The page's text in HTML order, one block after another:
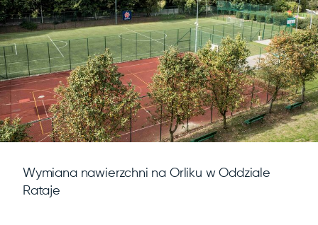
Wymiana nawierzchni na Orliku w Oddziale
Rataje